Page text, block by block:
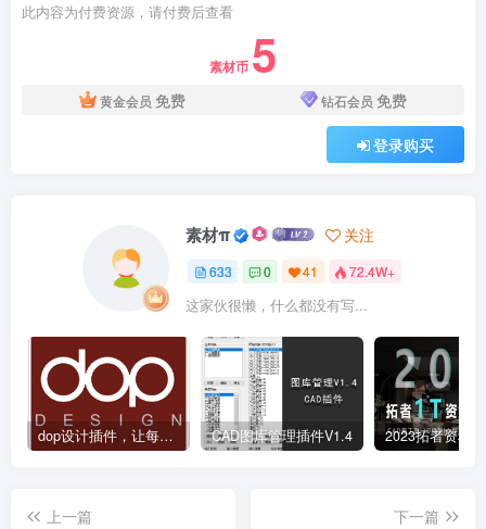
此内容为付费资源，请付费后查看
素材币 5
黄金会员 免费 钻石会员 免费
登录购买
素材π 关注
633 0 41 72.4W+
这家伙很懒，什么都没有写...
dop设计插件，让每个设计师都能享受到CAD制图的乐趣 CAD图库管理插件V1.4
上一篇 下一篇